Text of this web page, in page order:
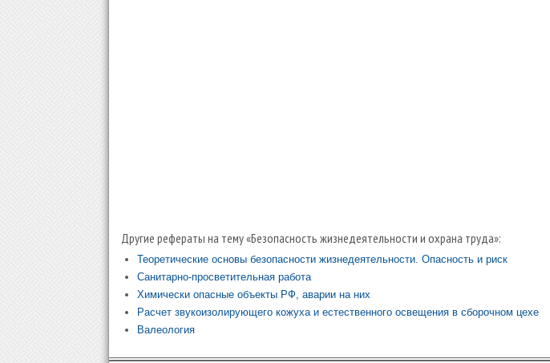
Другие рефераты на тему «Безопасность жизнедеятельности и охрана труда»:
Теоретические основы безопасности жизнедеятельности. Опасность и риск
Санитарно-просветительная работа
Химически опасные объекты РФ, аварии на них
Расчет звукоизолирующего кожуха и естественного освещения в сборочном цехе
Валеология